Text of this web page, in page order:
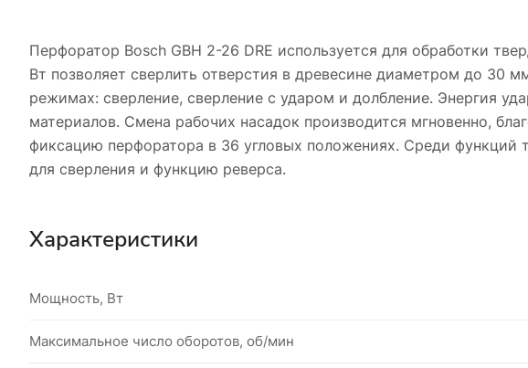
Перфоратор Bosch GBH 2-26 DRE используется для обработки
Вт позволяет сверлить отверстия в древесине диаметром до
режимах: сверление, сверление с ударом и долбление. Энергия
материалов. Смена рабочих насадок производится мгновенно,
фиксацию перфоратора в 36 угловых положениях. Среди функций
для сверления и функцию реверса.
Характеристики
Мощность, Вт
Максимальное число оборотов, об/мин